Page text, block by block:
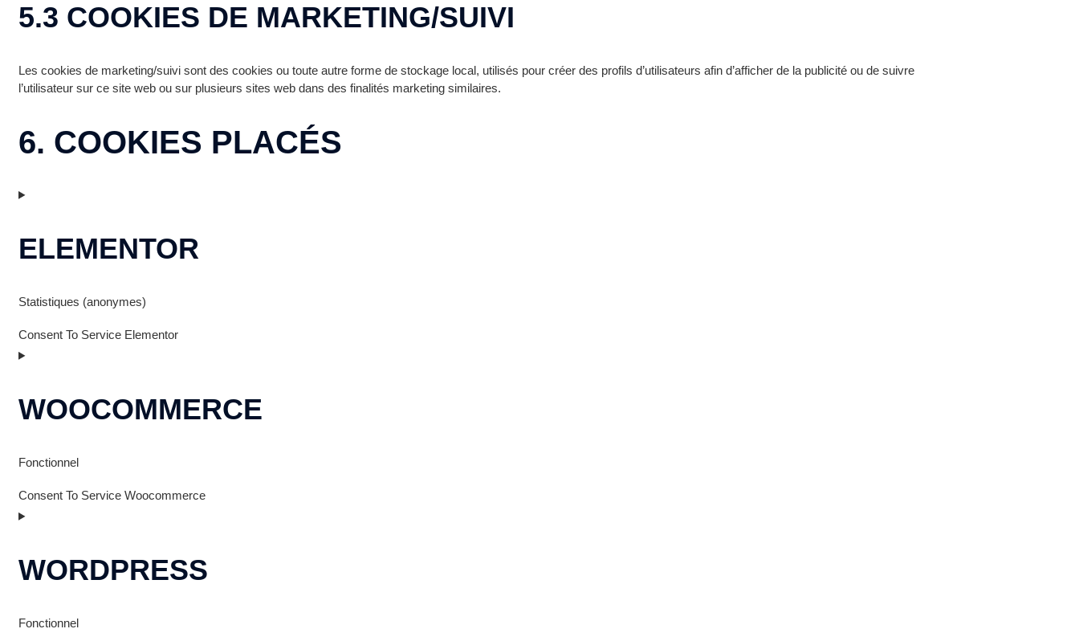
5.3 COOKIES DE MARKETING/SUIVI
Les cookies de marketing/suivi sont des cookies ou toute autre forme de stockage local, utilisés pour créer des profils d’utilisateurs afin d’afficher de la publicité ou de suivre
l’utilisateur sur ce site web ou sur plusieurs sites web dans des finalités marketing similaires.
6. COOKIES PLACÉS
ELEMENTOR
Statistiques (anonymes)
Consent To Service Elementor
WOOCOMMERCE
Fonctionnel
Consent To Service Woocommerce
WORDPRESS
Fonctionnel